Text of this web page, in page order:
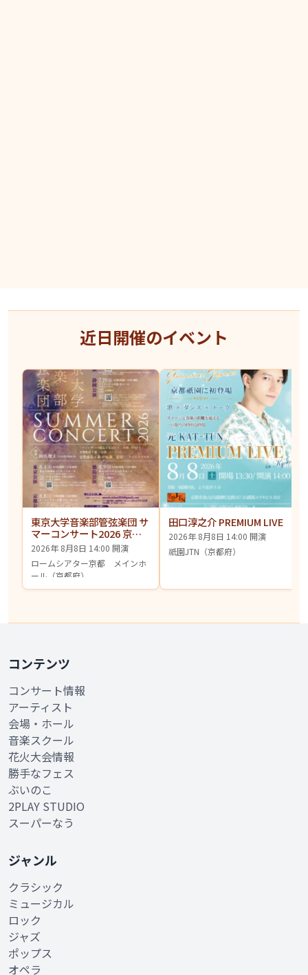
近日開催のイベント
東京大学音楽部管弦楽団 サ
マーコンサート2026 京都
公演
2026年 8月8日 14:00 開演
ロームシアター京都 メインホ
ール（京都府）
田口淳之介 PREMIUM LIVE
2026年 8月8日 14:00 開演
祇園JTN（京都府）
コンテンツ
コンサート情報
アーティスト
会場・ホール
音楽スクール
花火大会情報
勝手なフェス
ぶいのこ
2PLAY STUDIO
スーパーなう
ジャンル
クラシック
ミュージカル
ロック
ジャズ
ポップス
オペラ